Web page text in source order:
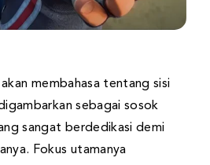
membahasa tentang sisi
sebagai sosok
sangat berdedikasi demi
Fokus utamanya